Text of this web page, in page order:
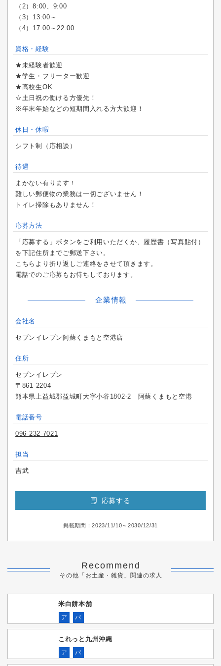
（2）8:00、9:00
（3）13:00～
（4）17:00～22:00
資格・経験
★未経験者歓迎
★学生・フリーター歓迎
★高校生OK
☆土日祝の働ける方優先！
※年末年始などの短期間入れる方大歓迎！
休日・休暇
シフト制（応相談）
待遇
まかない有ります！
難しい郵便物の業務は一切ございません！
トイレ掃除もありません！
応募方法
「応募する」ボタンをご利用いただくか、履歴書（写真貼付）
を下記住所までご郵送下さい。
こちらより折り返しご連絡をさせて頂きます。
電話でのご応募もお待ちしております。
企業情報
会社名
セブンイレブン阿蘇くまもと空港店
住所
セブンイレブン
〒861-2204
熊本県上益城郡益城町大字小谷1802-2 阿蘇くまもと空港
電話番号
096-232-7021
担当
吉武
応募する
掲載期間：2023/11/10～2030/12/31
Recommend
その他「お土産・雑貨」関連の求人
米白餅本舗
ア パ
これっと九州沖縄
ア パ